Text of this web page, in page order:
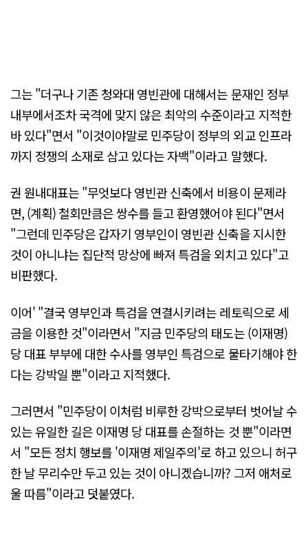
그는 "더구나 기존 청와대 영빈관에 대해서는 문재인 정부
내부에서조차 국격에 맞지 않은 최악의 수준이라고 지적한
바 있다"면서 "이것이야말로 민주당이 정부의 외교 인프라
까지 정쟁의 소재로 삼고 있다는 자백"이라고 말했다.
권 원내대표는 "무엇보다 영빈관 신축에서 비용이 문제라
면, (계획) 철회만큼은 쌍수를 들고 환영했어야 된다"면서
"그런데 민주당은 갑자기 영부인이 영빈관 신축을 지시한
것이 아니냐는 집단적 망상에 빠져 특검을 외치고 있다"고
비판했다.
이어' "결국 영부인과 특검을 연결시키려는 레토릭으로 세
금을 이용한 것"이라면서 "지금 민주당의 태도는 (이재명)
당 대표 부부에 대한 수사를 영부인 특검으로 물타기해야 한
다는 강박일 뿐"이라고 지적했다.
그러면서 "민주당이 이처럼 비루한 강박으로부터 벗어날 수
있는 유일한 길은 이재명 당 대표를 손절하는 것 뿐"이라면
서 "모든 정치 행보를 '이재명 제일주의'로 하고 있으니 허구
한 날 무리수만 두고 있는 것이 아니겠습니까? 그저 애처로
울 따름"이라고 덧붙였다.